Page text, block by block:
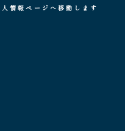
情報ページへ移動します